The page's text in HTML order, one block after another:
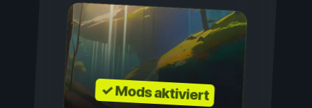
✓ Mods aktiviert